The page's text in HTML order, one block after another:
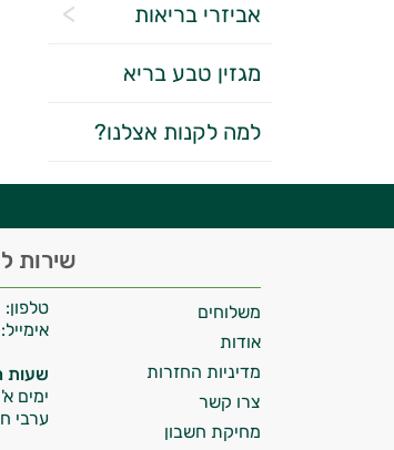
אביזרי בריאות
מגזין טבע בריא
למה לקנות אצלנו?
שירות
טלפון:
אימייל:
שעות
ימים א'-
ערבי
משלוחים
אודות
מדיניות החזרות
צרו קשר
מחיקת חשבון
יועץ בריאות אישי AI
התשובות שלי מבוססות על מאגרי מידע
וספרות מקצועית בתחומי הרפואה
ותזונת הספורט.
אני כאן כדי לעזור לך להתאים את תוספי
התזונה ומוצרי הבריאות המדויקים